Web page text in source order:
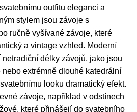
outfitu eleganci a
stylem jsou závoje s
ručně vyšívané závoje, které
a vintage vzhled. Moderní
délky závojů, jako jsou
extrémně dlouhé katedrální
looku dramatický efekt.
závoje, například v odstínech
které přinášejí do svatebního